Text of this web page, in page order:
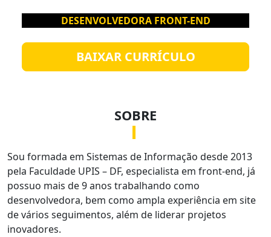
DESENVOLVEDORA FRONT-END
BAIXAR CURRÍCULO
SOBRE
Sou formada em Sistemas de Informação desde 2013
pela Faculdade UPIS – DF, especialista em front-end, já
possuo mais de 9 anos trabalhando como
desenvolvedora, bem como ampla experiência em site
de vários seguimentos, além de liderar projetos
inovadores.